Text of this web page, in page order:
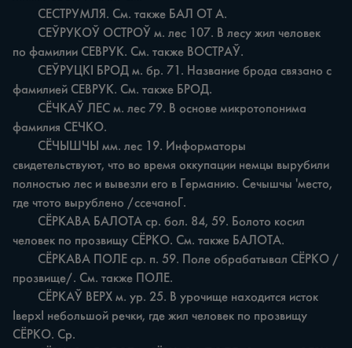
по фамилии СЕВРУК. См. также ВОСТРАЎ.
фамилией СЕВРУК. См. также БРОД.
фамилия СЕЧКО.
свидетельствуют, что во время оккупации немцы вырубили
полностью лес и вывезли его в Германию. Сечышчы 'место,
где чтото вырублено /ссечаноГ.
человек по прозвищу СЁРКО. См. также БАЛОТА.
прозвище/. См. также ПОЛЕ.
ІверхІ небольшой речки, где жил человек по прозвищу
СЁРКО. Ср.